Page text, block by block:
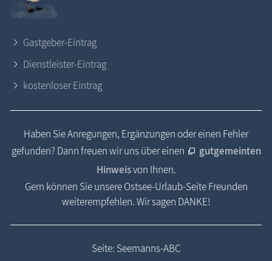
Gastgeber-Eintrag
Dienstleister-Eintrag
kostenloser Eintrag
Haben Sie Anregungen, Ergänzungen oder einen Fehler
gefunden? Dann freuen wir uns über einen
gutgemeinten
Hinweisvon Ihnen.
Gern können Sie unsere Ostsee-Urlaub-Seite Freunden
weiterempfehlen. Wir sagen DANKE!
Seite: Seemanns-ABC